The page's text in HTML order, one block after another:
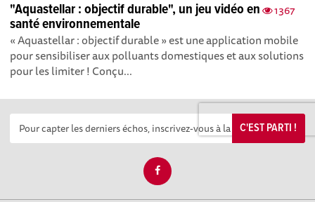
1367
"Aquastellar : objectif durable", un jeu vidéo en
santé environnementale
« Aquastellar : objectif durable » est une application mobile
pour sensibiliser aux polluants domestiques et aux solutions
pour les limiter ! Conçu...
C'EST PARTI !